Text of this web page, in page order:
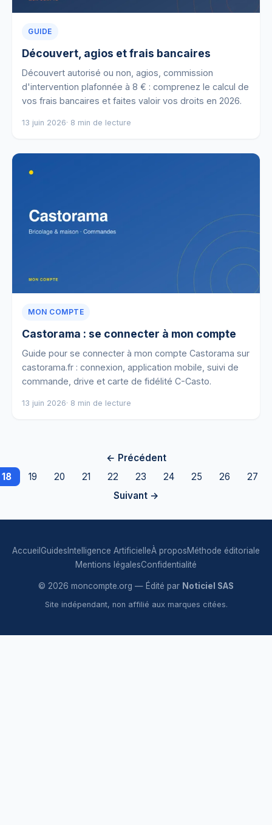
GUIDE
Découvert, agios et frais bancaires
Découvert autorisé ou non, agios, commission
d'intervention plafonnée à 8 € : comprenez le calcul de
vos frais bancaires et faites valoir vos droits en 2026.
13 juin 2026· 8 min de lecture
MON COMPTE
Castorama : se connecter à mon compte
Guide pour se connecter à mon compte Castorama sur
castorama.fr : connexion, application mobile, suivi de
commande, drive et carte de fidélité C-Casto.
13 juin 2026· 8 min de lecture
← Précédent
18
19 20 21 22 23 24 25 26
27
Suivant →
AccueilGuidesIntelligence ArtificielleÀ proposMéthode éditoriale
Mentions légalesConfidentialité
© 2026 moncompte.org — Édité par Noticiel SAS
Site indépendant, non affilié aux marques citées.